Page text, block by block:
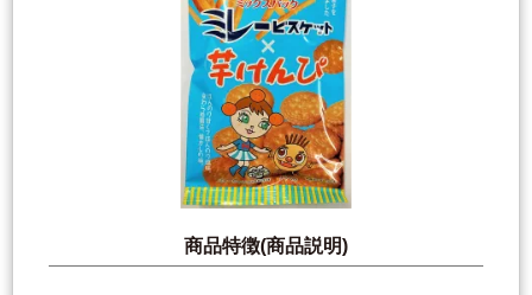
商品特徴(商品説明)